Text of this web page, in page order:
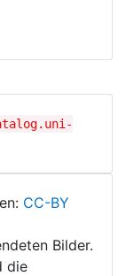
CC-BY
Bilder.
die